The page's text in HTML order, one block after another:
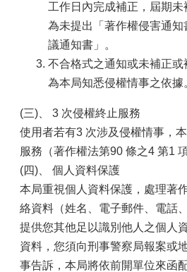
工作日內完成補正，屆期
為未提出「著作權侵害通
議通知書」。
不合格式之通知或未補正
為本局知悉侵權情事之依據
(三)、 3 次侵權終止服務
使用者若有3 次涉及侵權情事，
服務（著作權法第90 條之4 第1
(四)、 個人資料保護
本局重視個人資料保護，處理著
絡資料（姓名、電子郵件、電話
提供您其他足以識別他人之個人
資料，您須向刑事警察局報案或
事告訴，本局將依前開單位來函